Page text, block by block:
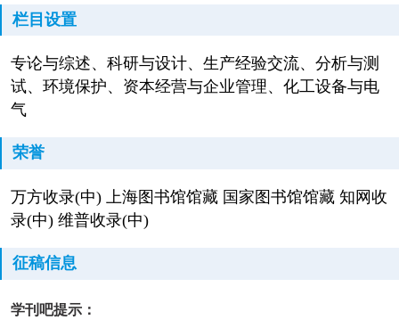
栏目设置
专论与综述、科研与设计、生产经验交流、分析与测
试、环境保护、资本经营与企业管理、化工设备与电
气
荣誉
万方收录(中) 上海图书馆馆藏 国家图书馆馆藏 知网收
录(中) 维普收录(中)
征稿信息
学刊吧提示：